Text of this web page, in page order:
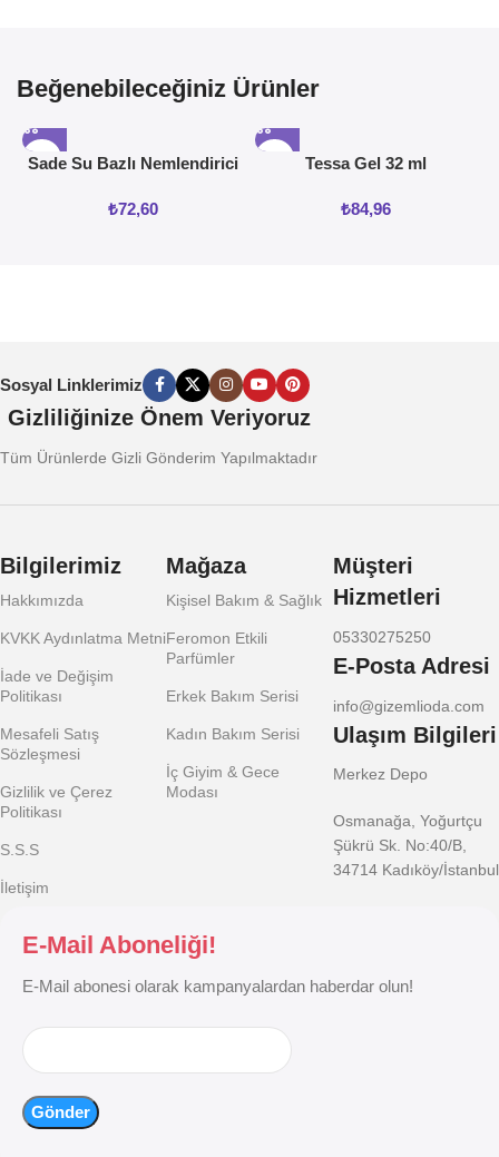
Beğenebileceğiniz Ürünler
Sade Su Bazlı Nemlendirici
₺72,60
Tessa Gel 32 ml
₺84,96
Sosyal Linklerimiz
Gizliliğinize Önem Veriyoruz
Tüm Ürünlerde Gizli Gönderim Yapılmaktadır
Bilgilerimiz
Hakkımızda
KVKK Aydınlatma Metni
İade ve Değişim
Politikası
Mesafeli Satış
Sözleşmesi
Gizlilik ve Çerez
Politikası
S.S.S
İletişim
Mağaza
Kişisel Bakım & Sağlık
Feromon Etkili
Parfümler
Erkek Bakım Serisi
Kadın Bakım Serisi
İç Giyim & Gece
Modası
Müşteri
Hizmetleri
05330275250
E-Posta Adresi
info@gizemlioda.com
Ulaşım Bilgileri
Merkez Depo
Osmanağa, Yoğurtçu
Şükrü Sk. No:40/B,
34714 Kadıköy/İstanbul
E-Mail Aboneliği!
E-Mail abonesi olarak kampanyalardan haberdar olun!